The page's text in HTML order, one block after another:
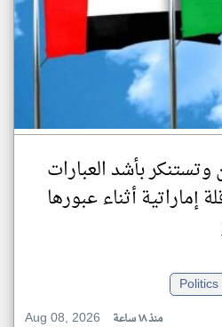
وتستنكر بأشد العبارات
إماراتية أثناء عبورها
Politics
Aug 08, 2026
منذ ١٨ ساعة